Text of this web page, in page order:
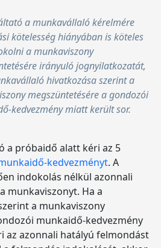
a munkavállaló kérelmére
kötelesség hiányában is köteles
a munkaviszony
irányuló jognyilatkozatát,
hivatkozása szerint a
megszüntetésére a gondozói
kedvezmény miatt került sor.
a próbaidő alatt kéri az 5
kedvezményt. A
indokolás nélkül azonnali
munkaviszonyt. Ha a
a munkaviszony
munkaidő-kedvezmény
az azonnali hatályú felmondást